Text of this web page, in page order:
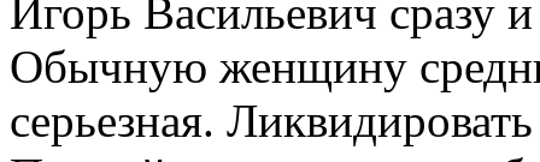
Игорь Васильевич сразу
Обычную женщину
серьезная.